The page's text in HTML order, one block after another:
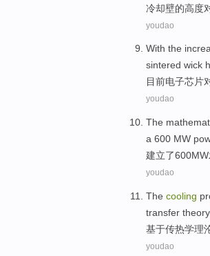
冷却壁的高度
youdao
With the
sintered wick
目前电子芯片
youdao
The
a 600 MW
建立了600MW
youdao
The cooling
transfer theory.
基于传热学理
youdao